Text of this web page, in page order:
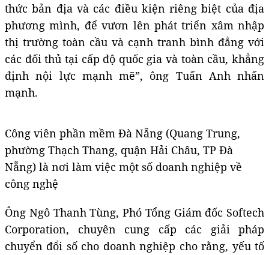
thức bản địa và các điều kiện riêng biệt của địa
phương mình, để vươn lên phát triển xâm nhập
thị trường toàn cầu và cạnh tranh bình đẳng với
các đối thủ tại cấp độ quốc gia và toàn cầu, khẳng
định nội lực mạnh mẽ”, ông Tuấn Anh nhấn
mạnh.
Công viên phần mềm Đà Nẵng (Quang Trung,
phường Thạch Thang, quận Hải Châu, TP Đà
Nẵng) là nơi làm việc một số doanh nghiệp về
công nghệ
Ông Ngô Thanh Tùng, Phó Tổng Giám đốc Softech
Corporation, chuyên cung cấp các giải pháp
chuyển đổi số cho doanh nghiệp cho rằng, yếu tố